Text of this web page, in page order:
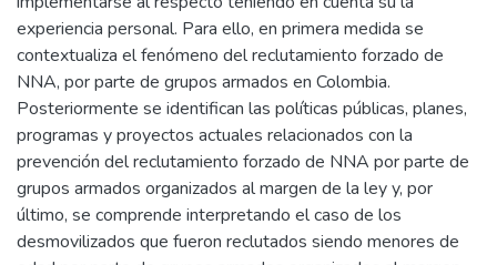
experiencia personal. Para ello, en primera medida se
contextualiza el fenómeno del reclutamiento forzado de
NNA, por parte de grupos armados en Colombia.
Posteriormente se identifican las políticas públicas, planes,
programas y proyectos actuales relacionados con la
prevención del reclutamiento forzado de NNA por parte de
grupos armados organizados al margen de la ley y, por
último, se comprende interpretando el caso de los
desmovilizados que fueron reclutados siendo menores de